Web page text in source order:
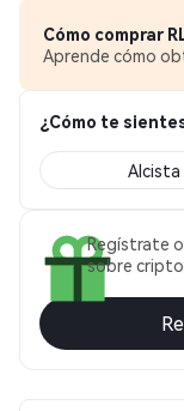
Cómo comprar
Aprende cómo
¿Cómo te
Alcista
Regístrate
sobre